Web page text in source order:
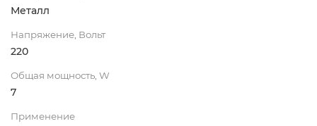
Металл
Напряжение, Вольт
220
Общая мощность, W
7
Применение